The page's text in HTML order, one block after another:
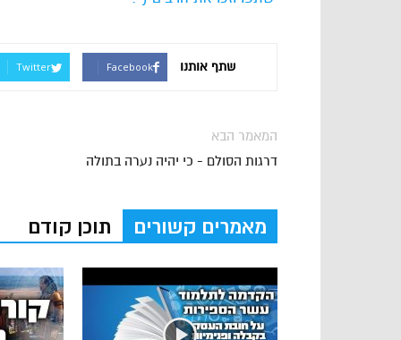
שתף אותנו Facebook
Twitter
המאמר הבא
דרגות הסולם - כי יהיה נערה בתולה
מאמרים קשורים תוכן קודם